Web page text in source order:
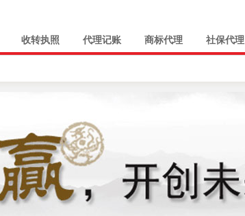
收转执照 代理记账 商标代理 社保代理